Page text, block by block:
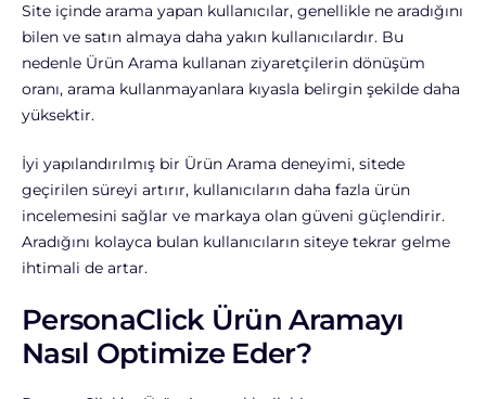
Site içinde arama yapan kullanıcılar, genellikle ne aradığını
bilen ve satın almaya daha yakın kullanıcılardır. Bu
nedenle Ürün Arama kullanan ziyaretçilerin dönüşüm
oranı, arama kullanmayanlara kıyasla belirgin şekilde daha
yüksektir.
İyi yapılandırılmış bir Ürün Arama deneyimi, sitede
geçirilen süreyi artırır, kullanıcıların daha fazla ürün
incelemesini sağlar ve markaya olan güveni güçlendirir.
Aradığını kolayca bulan kullanıcıların siteye tekrar gelme
ihtimali de artar.
PersonaClick Ürün Aramayı
Nasıl Optimize Eder?